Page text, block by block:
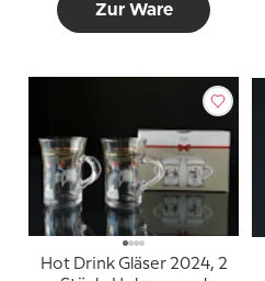
Zur Ware
Hot Drink Gläser 2024, 2